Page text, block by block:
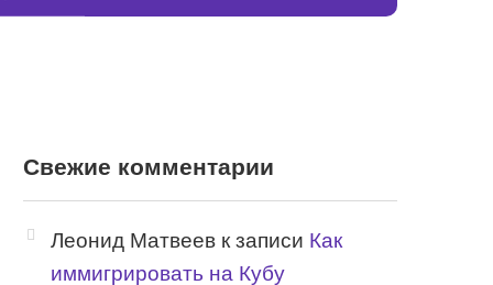
Свежие комментарии
Леонид Матвеев к записи Как
иммигрировать на Кубу